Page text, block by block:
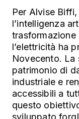
Per Alvise
l’intelligenza
trasformazione
l’elettricità ha
Novecento. La
patrimonio di
industriale e
accessibili a
questo
sviluppato